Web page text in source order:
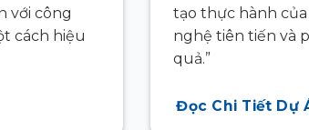
với công
cách hiệu
tạo thực hành
nghệ tiên tiến và
quả.”
Đọc Chi Tiết Dự